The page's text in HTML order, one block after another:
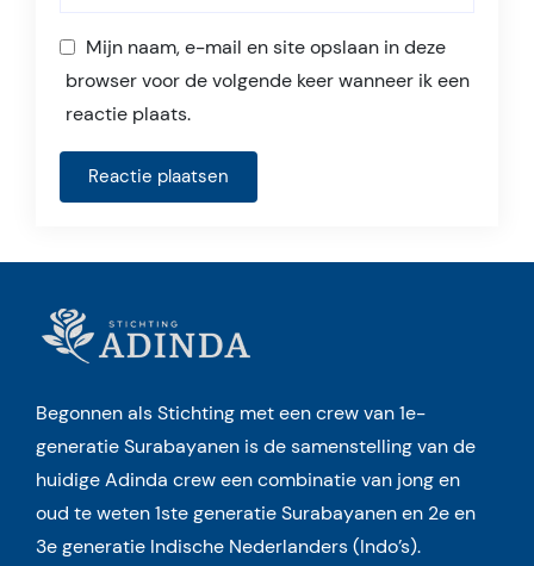
Mijn naam, e-mail en site opslaan in deze
browser voor de volgende keer wanneer ik een
reactie plaats.
Begonnen als Stichting met een crew van 1e-
generatie Surabayanen is de samenstelling van de
huidige Adinda crew een combinatie van jong en
oud te weten 1ste generatie Surabayanen en 2e en
3e generatie Indische Nederlanders (Indo’s).